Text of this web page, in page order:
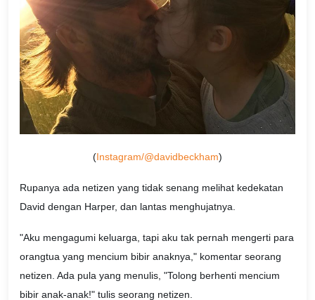
(Instagram/@davidbeckham)
Rupanya ada netizen yang tidak senang melihat kedekatan
David dengan Harper, dan lantas menghujatnya.
"Aku mengagumi keluarga, tapi aku tak pernah mengerti para
orangtua yang mencium bibir anaknya," komentar seorang
netizen. Ada pula yang menulis, "Tolong berhenti mencium
bibir anak-anak!" tulis seorang netizen.